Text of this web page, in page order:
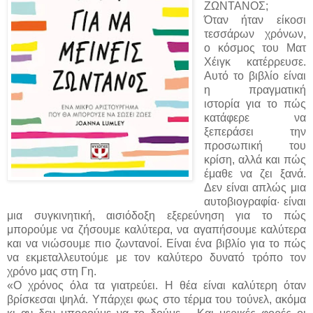
ΖΩΝΤΑΝΟΣ;
Όταν ήταν είκοσι
τεσσάρων χρόνων,
ο κόσμος του Ματ
Χέιγκ κατέρρευσε.
Αυτό το βιβλίο είναι
η πραγματική
ιστορία για το πώς
κατάφερε να
ξεπεράσει την
προσωπική του
κρίση, αλλά και πώς
έμαθε να ζει ξανά.
Δεν είναι απλώς μια
αυτοβιογραφία· είναι
μια συγκινητική, αισιόδοξη εξερεύνηση για το πώς
μπορούμε να ζήσουμε καλύτερα, να αγαπήσουμε καλύτερα
και να νιώσουμε πιο ζωντανοί. Είναι ένα βιβλίο για το πώς
να εκμεταλλευτούμε με τον καλύτερο δυνατό τρόπο τον
χρόνο μας στη Γη.
«Ο χρόνος όλα τα γιατρεύει. Η θέα είναι καλύτερη όταν
βρίσκεσαι ψηλά. Υπάρχει φως στο τέρμα του τούνελ, ακόμα